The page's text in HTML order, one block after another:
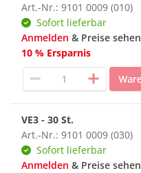
Art.-Nr.: 9101 0009 (010)
Sofort lieferbar
Anmelden & Preise sehen
10 % Ersparnis
VE3 - 30 St.
Art.-Nr.: 9101 0009 (030)
Sofort lieferbar
Anmelden & Preise sehen